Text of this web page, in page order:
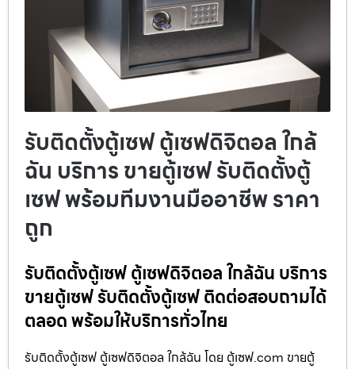
รับติดตั้งตู้เซฟ ตู้เซฟดิจิตอล ใกล้
ฉัน บริการ ขายตู้เซฟ รับติดตั้งตู้
เซฟ พร้อมทีมงานมืออาชีพ ราคา
ถูก
รับติดตั้งตู้เซฟ ตู้เซฟดิจิตอล ใกล้ฉัน บริการ
ขายตู้เซฟ รับติดตั้งตู้เซฟ ติดต่อสอบถามได้
ตลอด พร้อมให้บริการทั่วไทย
รับติดตั้งตู้เซฟ ตู้เซฟดิจิตอล ใกล้ฉัน โดย ตู้เซฟ.com ขายตู้